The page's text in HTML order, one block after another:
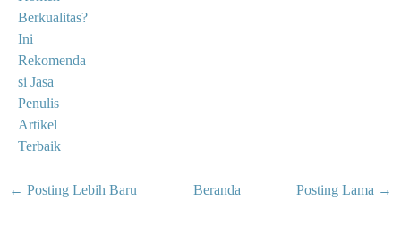
Berkualitas?
Ini
Rekomenda
si Jasa
Penulis
Artikel
Terbaik
← Posting Lebih Baru Posting Lama →
Beranda